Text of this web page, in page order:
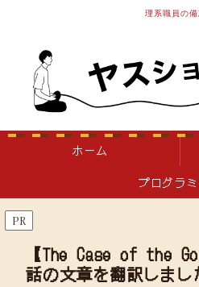
理系職員の備
ホーム
プログラ
PR
【The Case of the
話の文章を翻訳しまし